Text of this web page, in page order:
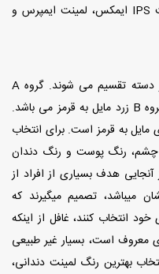
است. از بین انواع لمینت دندان، لمینیت IPS ایمکس، لمینت ایمپرس و
انواع مدل لمینت بر اساس رنگ به چهار دسته تقسیم می شوند. گروه A
شامل رنگ قهوه ای مایل به قرمز است. گروه B زرد مایل به قرمز می باشد.
رنگ پوست و رنگ دندان
هدف بسیاری از افراد از
میباشد، تصمیم میگیرند که
انتخاب کنند، غافل از اینکه
معروف است، بسیار غیر طبیعی
بهترین رنگ لمینت دندانی،